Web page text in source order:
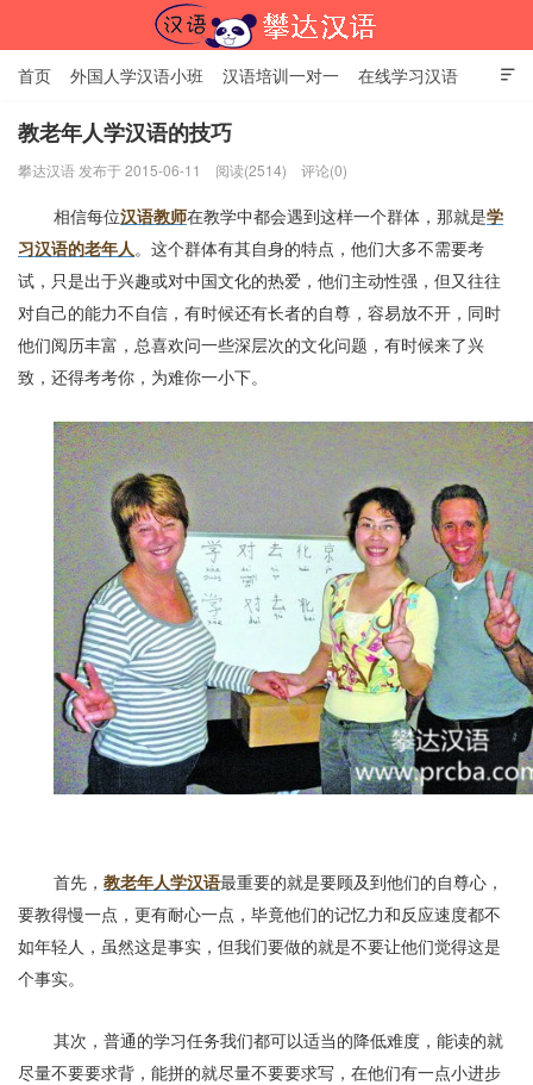

首页 外国人学汉语小班 汉语培训一对一 在线学习汉语
中国文化体验课 HSK考试时间
关于我们 加入【攀达汉语】
教老年人学汉语的技巧
攀达汉语 发布于 2015-06-11 阅读(2514) 评论(0)
相信每位汉语教师在教学中都会遇到这样一个群体，那就是学
习汉语的老年人。这个群体有其自身的特点，他们大多不需要考
试，只是出于兴趣或对中国文化的热爱，他们主动性强，但又往往
对自己的能力不自信，有时候还有长者的自尊，容易放不开，同时
他们阅历丰富，总喜欢问一些深层次的文化问题，有时候来了兴
致，还得考考你，为难你一小下。
首先， 教老年人学汉语最重要的就是要顾及到他们的自尊心，
要教得慢一点，更有耐心一点，毕竟他们的记忆力和反应速度都不
如年轻人，虽然这是事实，但我们要做的就是不要让他们觉得这是
个事实。
其次，普通的学习任务我们都可以适当的降低难度，能读的就
尽量不要要求背，能拼的就尽量不要要求写，在他们有一点小进步